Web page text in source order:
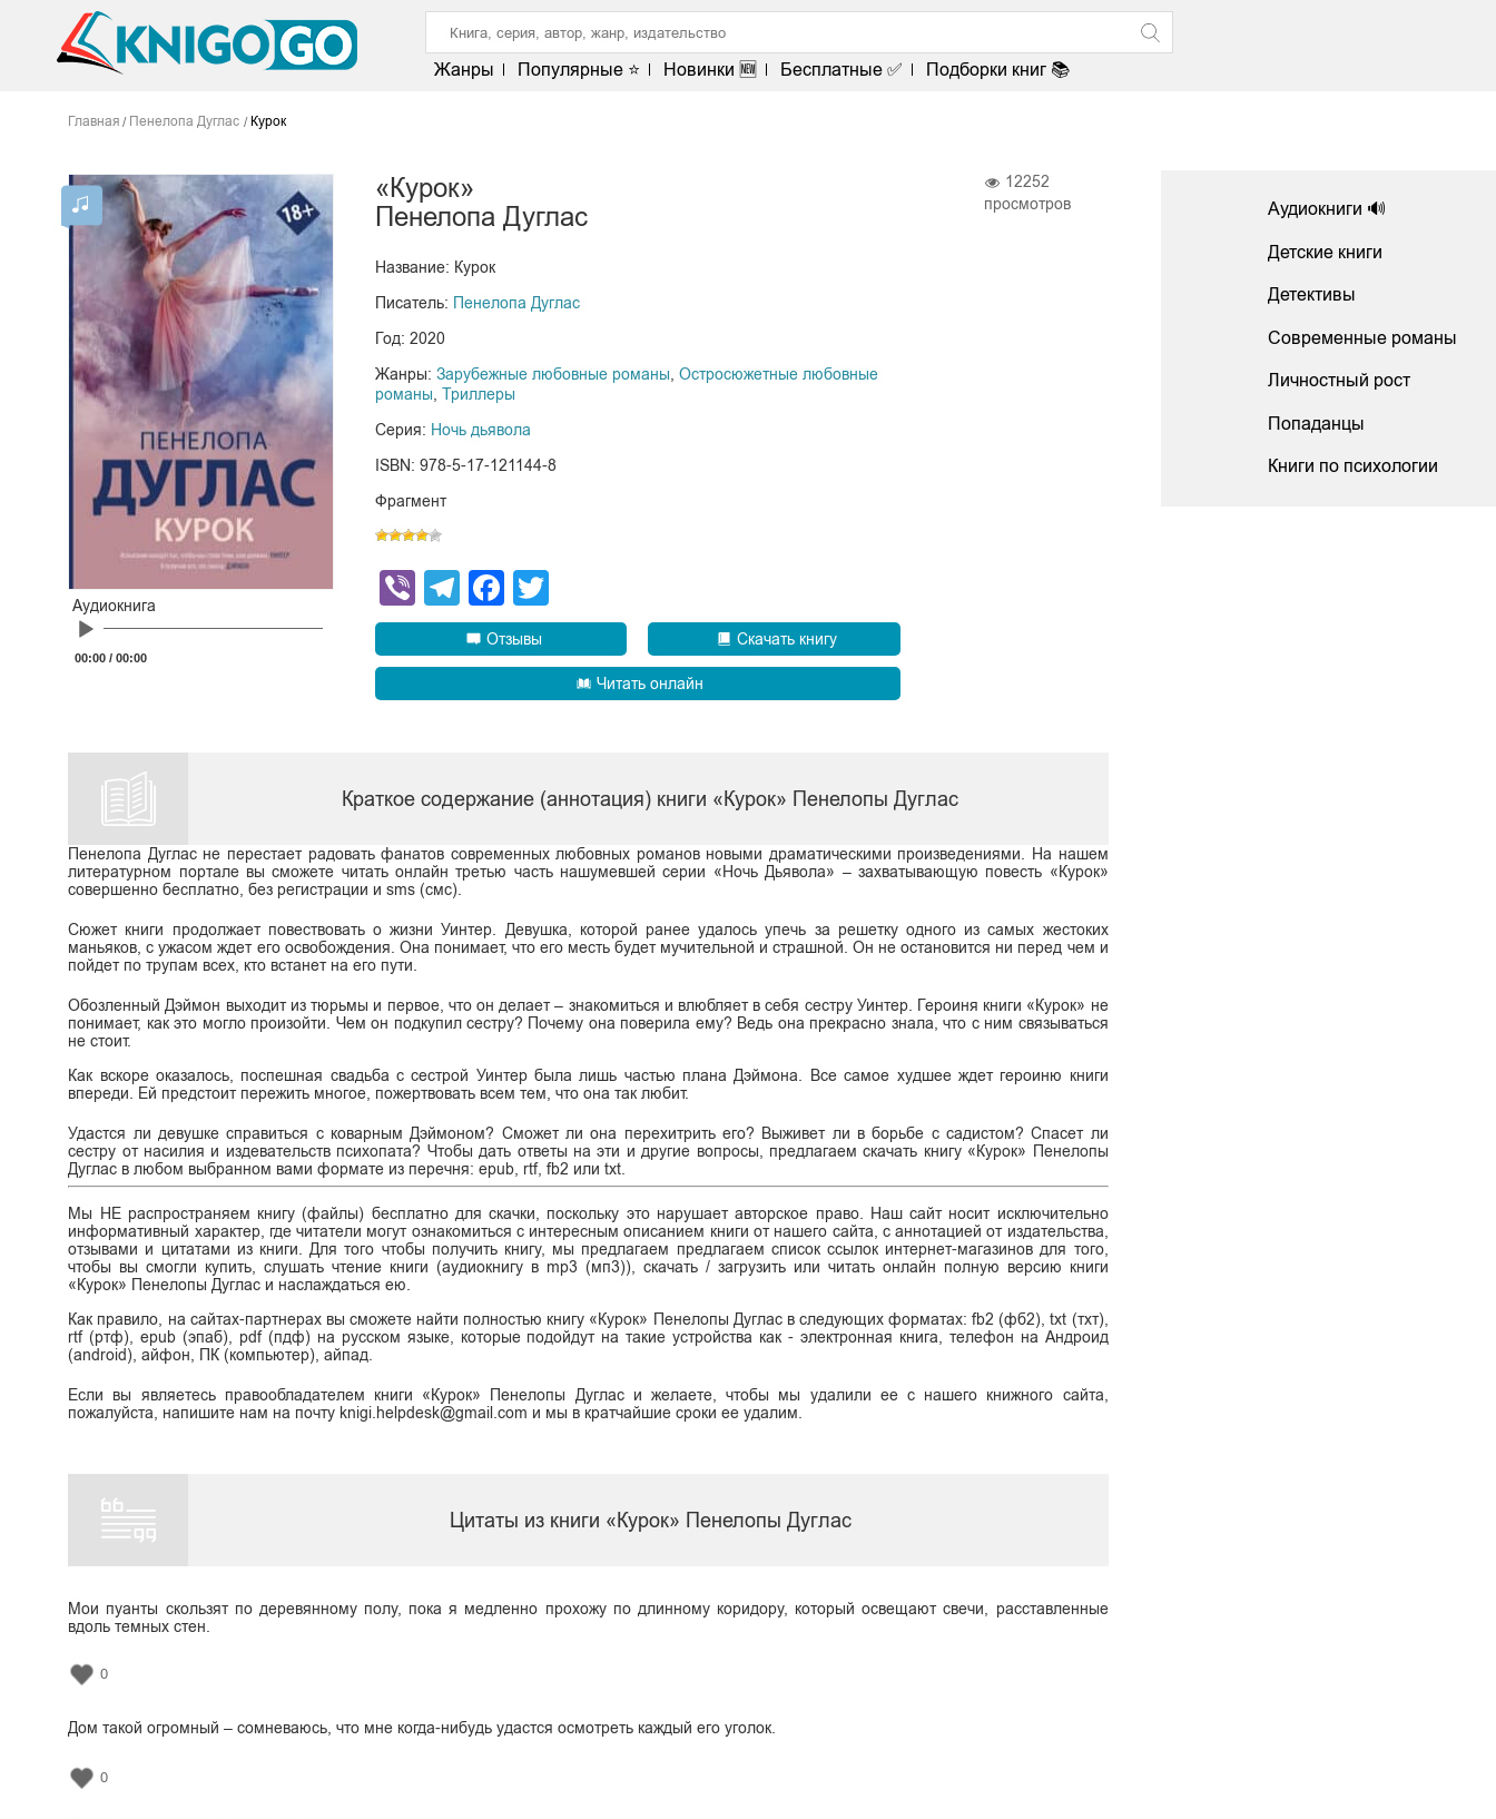
Жанры Популярные ⭐ Новинки 🆕 Бесплатные ✅ Подборки книг 📚
Главная Пенелопа Дуглас Курок
Аудиокнига
Audio
00:00 /00:00
«Курок»
Пенелопа Дуглас
Название: Курок
Писатель: Пенелопа Дуглас
Год: 2020
Жанры: Зарубежные любовные романы Остросюжетные любовные
романы Триллеры
Серия: Ночь дьявола
ISBN: 978-5-17-121144-8
Фрагмент
ViberTelegram
Facebook
Отзывы Скачать книгу
Читать онлайн
12252
просмотров
Краткое содержание (аннотация) книги «Курок» Пенелопы Дуглас
Пенелопа Дуглас не перестает радовать фанатов современных любовных романов новыми драматическими произведениями. На нашем
литературном портале вы сможете читать онлайн третью часть нашумевшей серии «Ночь Дьявола» – захватывающую повесть «Курок»
совершенно бесплатно, без регистрации и sms (смс).
Сюжет книги продолжает повествовать о жизни Уинтер. Девушка, которой ранее удалось упечь за решетку одного из самых жестоких
маньяков, с ужасом ждет его освобождения. Она понимает, что его месть будет мучительной и страшной. Он не остановится ни перед чем и
пойдет по трупам всех, кто встанет на его пути.
Обозленный Дэймон выходит из тюрьмы и первое, что он делает – знакомиться и влюбляет в себя сестру Уинтер. Героиня книги «Курок» не
понимает, как это могло произойти. Чем он подкупил сестру? Почему она поверила ему? Ведь она прекрасно знала, что с ним связываться
не стоит.
Как вскоре оказалось, поспешная свадьба с сестрой Уинтер была лишь частью плана Дэймона. Все самое худшее ждет героиню книги
впереди. Ей предстоит пережить многое, пожертвовать всем тем, что она так любит.
Удастся ли девушке справиться с коварным Дэймоном? Сможет ли она перехитрить его? Выживет ли в борьбе с садистом? Спасет ли
сестру от насилия и издевательств психопата? Чтобы дать ответы на эти и другие вопросы, предлагаем скачать книгу «Курок» Пенелопы
Дуглас в любом выбранном вами формате из перечня: epub, rtf, fb2 или txt.
Мы НЕ распространяем книгу (файлы) бесплатно для скачки, поскольку это нарушает авторское право. Наш сайт носит исключительно
информативный характер, где читатели могут ознакомиться с интересным описанием книги от нашего сайта, с аннотацией от издательства,
отзывами и цитатами из книги. Для того чтобы получить книгу, мы предлагаем предлагаем список ссылок интернет-магазинов для того,
чтобы вы смогли купить, слушать чтение книги (аудиокнигу в mp3 (мп3)), скачать / загрузить или читать онлайн полную версию книги
«Курок» Пенелопы Дуглас и наслаждаться ею.
Как правило, на сайтах-партнерах вы сможете найти полностью книгу «Курок» Пенелопы Дуглас в следующих форматах: fb2 (фб2), txt (тхт),
rtf (ртф), epub (эпаб), pdf (пдф) на русском языке, которые подойдут на такие устройства как - электронная книга, телефон на Андроид
(android), айфон, ПК (компьютер), айпад.
Если вы являетесь правообладателем книги «Курок» Пенелопы Дуглас и желаете, чтобы мы удалили ее с нашего книжного сайта,
пожалуйста, напишите нам на почту knigi.helpdesk@gmail.com и мы в кратчайшие сроки ее удалим.
Цитаты из книги «Курок» Пенелопы Дуглас
Мои пуанты скользят по деревянному полу, пока я медленно прохожу по длинному коридору, который освещают свечи, расставленные
вдоль темных стен.
0
Дом такой огромный – сомневаюсь, что мне когда-нибудь удастся осмотреть каждый его уголок.
0
Аудиокниги 🔊
Детские книги
Детективы
Современные романы
Личностный рост
Попаданцы
Книги по психологии